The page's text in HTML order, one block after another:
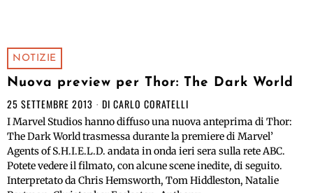
NOTIZIE
Nuova preview per Thor: The Dark World
25 SETTEMBRE 2013 DI CARLO CORATELLI
I Marvel Studios hanno diffuso una nuova anteprima di Thor:
The Dark World trasmessa durante la premiere di Marvel’
Agents of S.H.I.E.L.D. andata in onda ieri sera sulla rete ABC.
Potete vedere il filmato, con alcune scene inedite, di seguito.
Interpretato da Chris Hemsworth, Tom Hiddleston, Natalie